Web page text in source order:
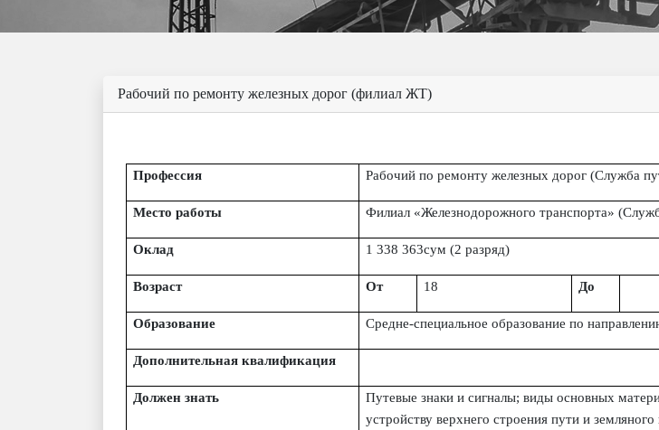
Рабочий по ремонту железных дорог (филиал ЖТ)
Профессия Рабочий по ремонту железных дорог (Служба
Место работы Филиал «Железнодорожного транспорта»
Оклад 1 338 363сум (2 разряд)
Возраст От 18 До
Образование Средне-специальное образование по
Дополнительная квалификация
Должен знать
Путевые знаки и сигналы; виды основных
устройству верхнего строения пути и